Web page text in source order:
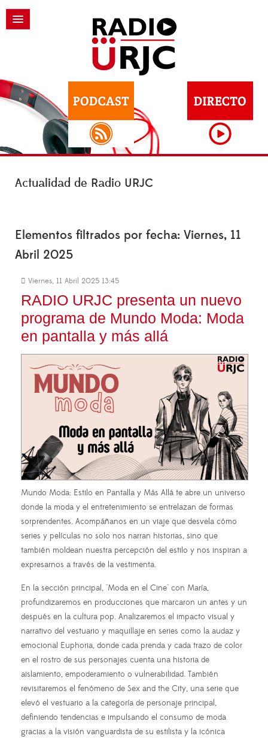
Actualidad de Radio URJC
Elementos filtrados por fecha: Viernes, 11
Abril 2025
Viernes, 11 Abril 2025 13:45
RADIO URJC presenta un nuevo
programa de Mundo Moda: Moda
en pantalla y más allá
Mundo Moda: Estilo en Pantalla y Más Allá te abre un universo
donde la moda y el entretenimiento se entrelazan de formas
sorprendentes. Acompáñanos en un viaje que desvela cómo
series y películas no solo nos narran historias, sino que
también moldean nuestra percepción del estilo y nos inspiran a
expresarnos a través de la vestimenta.
En la sección principal, "Moda en el Cine" con María,
profundizaremos en producciones que marcaron un antes y un
después en la cultura pop. Analizaremos el impacto visual y
narrativo del vestuario y maquillaje en series como la audaz y
emocional Euphoria, donde cada prenda y cada trazo de color
en el rostro de sus personajes cuenta una historia de
aislamiento, empoderamiento o vulnerabilidad. También
revisitaremos el fenómeno de Sex and the City, una serie que
elevó el vestuario a la categoría de personaje principal,
definiendo tendencias e impulsando el consumo de moda
gracias a la visión vanguardista de su estilista y la icónica